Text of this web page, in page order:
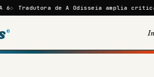
de A Odisseia amplia crítica a Nolan e
®